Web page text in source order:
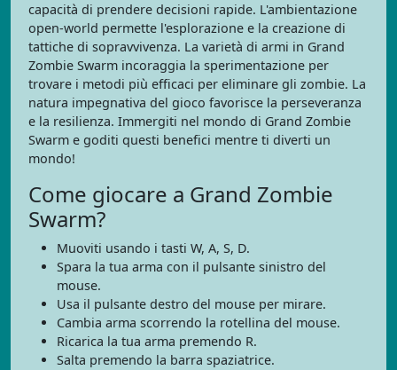
capacità di prendere decisioni rapide. L'ambientazione
open-world permette l'esplorazione e la creazione di
tattiche di sopravvivenza. La varietà di armi in Grand
Zombie Swarm incoraggia la sperimentazione per
trovare i metodi più efficaci per eliminare gli zombie. La
natura impegnativa del gioco favorisce la perseveranza
e la resilienza. Immergiti nel mondo di Grand Zombie
Swarm e goditi questi benefici mentre ti diverti un
mondo!
Come giocare a Grand Zombie
Swarm?
Muoviti usando i tasti W, A, S, D.
Spara la tua arma con il pulsante sinistro del
mouse.
Usa il pulsante destro del mouse per mirare.
Cambia arma scorrendo la rotellina del mouse.
Ricarica la tua arma premendo R.
Salta premendo la barra spaziatrice.